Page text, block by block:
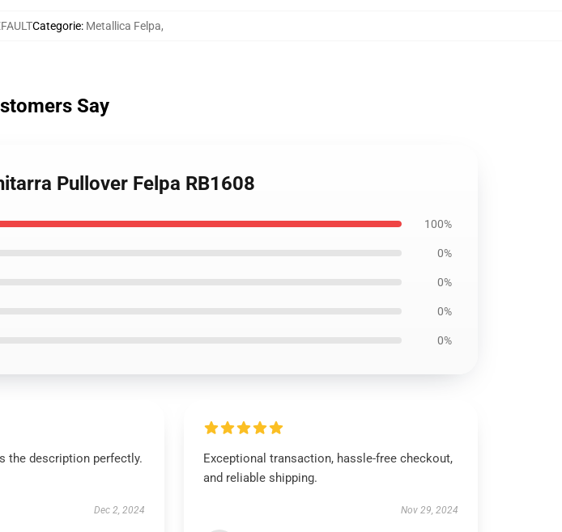
Categorie: Metallica Felpa,
Say
Pullover Felpa RB1608
100%
0%
0%
0%
0%
the description perfectly.
Dec 2, 2024
Exceptional transaction, hassle-free checkout,
and reliable shipping.
Nov 29, 2024